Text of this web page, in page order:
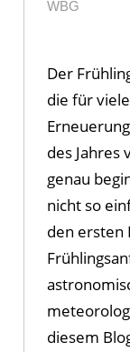
WBG
Der
die für
des Jahres
genau
nicht so
den ersten
diesem